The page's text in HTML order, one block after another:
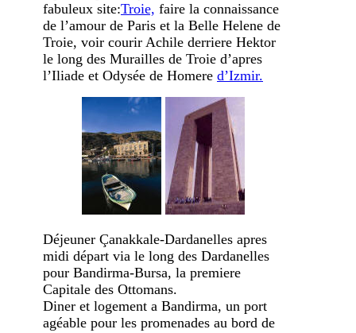
fabuleux site:Troie, faire la connaissance
de l’amour de Paris et la Belle Helene de
Troie, voir courir Achile derriere Hektor
le long des Murailles de Troie d’apres
l’Iliade et Odysée de Homere d’Izmir.
Déjeuner Çanakkale-Dardanelles apres
midi départ via le long des Dardanelles
pour Bandirma-Bursa, la premiere
Capitale des Ottomans.
Diner et logement a Bandirma, un port
agéable pour les promenades au bord de